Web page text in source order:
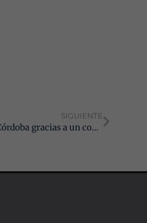
SIGUIENTE
La Junta pone en marcha la mediación laboral en Córdoba gracias a un convenio pionero con los Graduados Sociales